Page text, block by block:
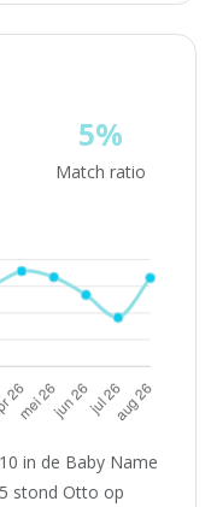
5%
Match ratio
in de Baby Name
stond Otto op